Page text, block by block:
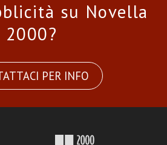
su Novella
2000?
PER INFO